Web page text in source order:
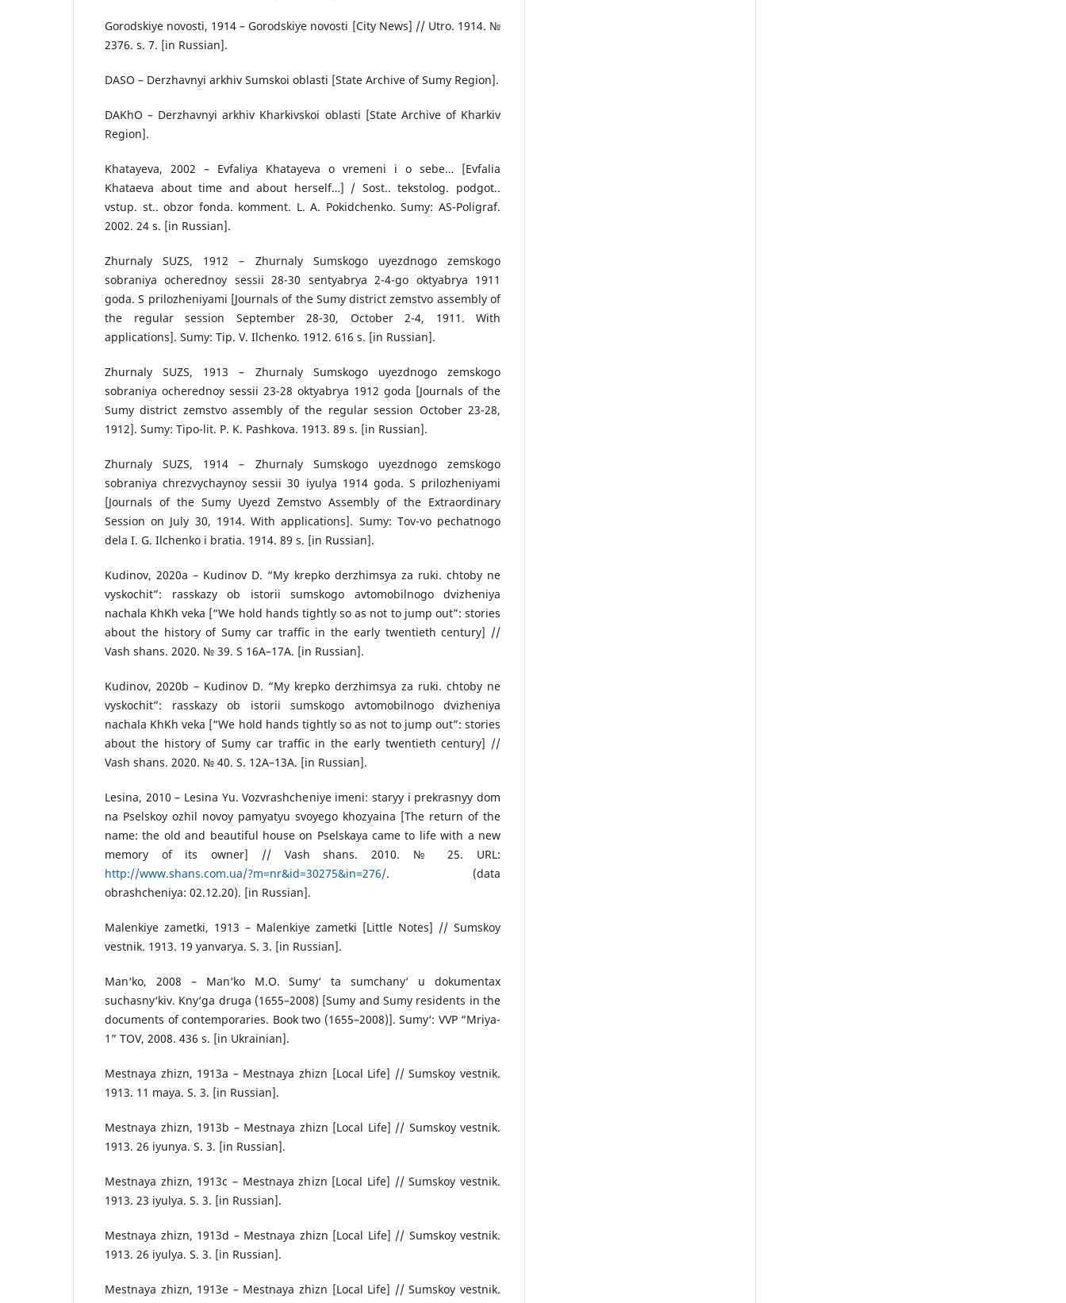
Gorodskiye novosti, 1914 – Gorodskiye novosti [City News] // Utro. 1914. №
2376. s. 7. [in Russian].
DASO – Derzhavnyi arkhiv Sumskoi oblasti [State Archive of Sumy Region].
DAKhO – Derzhavnyi arkhiv Kharkivskoi oblasti [State Archive of Kharkiv
Region].
Khatayeva, 2002 – Evfaliya Khatayeva o vremeni i o sebe… [Evfalia
Khataeva about time and about herself…] / Sost.. tekstolog. podgot..
vstup. st.. obzor fonda. komment. L. A. Pokidchenko. Sumy: AS-Poligraf.
2002. 24 s. [in Russian].
Zhurnaly SUZS, 1912 – Zhurnaly Sumskogo uyezdnogo zemskogo
sobraniya ocherednoy sessii 28-30 sentyabrya 2-4-go oktyabrya 1911
goda. S prilozheniyami [Journals of the Sumy district zemstvo assembly of
the regular session September 28-30, October 2-4, 1911. With
applications]. Sumy: Tip. V. Ilchenko. 1912. 616 s. [in Russian].
Zhurnaly SUZS, 1913 – Zhurnaly Sumskogo uyezdnogo zemskogo
sobraniya ocherednoy sessii 23-28 oktyabrya 1912 goda [Journals of the
Sumy district zemstvo assembly of the regular session October 23-28,
1912]. Sumy: Tipo-lit. P. K. Pashkova. 1913. 89 s. [in Russian].
Zhurnaly SUZS, 1914 – Zhurnaly Sumskogo uyezdnogo zemskogo
sobraniya chrezvychaynoy sessii 30 iyulya 1914 goda. S prilozheniyami
[Journals of the Sumy Uyezd Zemstvo Assembly of the Extraordinary
Session on July 30, 1914. With applications]. Sumy: Tov-vo pechatnogo
dela I. G. Ilchenko i bratia. 1914. 89 s. [in Russian].
Kudinov, 2020a – Kudinov D. “My krepko derzhimsya za ruki. chtoby ne
vyskochit”: rasskazy ob istorii sumskogo avtomobilnogo dvizheniya
nachala KhKh veka [“We hold hands tightly so as not to jump out”: stories
about the history of Sumy car traffic in the early twentieth century] //
Vash shans. 2020. № 39. S 16A–17A. [in Russian].
Kudinov, 2020b – Kudinov D. “My krepko derzhimsya za ruki. chtoby ne
vyskochit”: rasskazy ob istorii sumskogo avtomobilnogo dvizheniya
nachala KhKh veka [“We hold hands tightly so as not to jump out”: stories
about the history of Sumy car traffic in the early twentieth century] //
Vash shans. 2020. № 40. S. 12A–13A. [in Russian].
Lesina, 2010 – Lesina Yu. Vozvrashcheniye imeni: staryy i prekrasnyy dom
na Pselskoy ozhil novoy pamyatyu svoyego khozyaina [The return of the
name: the old and beautiful house on Pselskaya came to life with a new
memory of its owner] // Vash shans. 2010. № 25. URL:
http://www.shans.com.ua/?m=nr&id=30275&in=276/. (data
obrashcheniya: 02.12.20). [in Russian].
Malenkiye zametki, 1913 – Malenkiye zametki [Little Notes] // Sumskoy
vestnik. 1913. 19 yanvarya. S. 3. [in Russian].
Man‘ko, 2008 – Man‘ko M.O. Sumy‘ ta sumchany‘ u dokumentax
suchasny‘kiv. Kny‘ga druga (1655–2008) [Sumy and Sumy residents in the
documents of contemporaries. Book two (1655–2008)]. Sumy‘: VVP “Mriya-
1” TOV, 2008. 436 s. [in Ukrainian].
Mestnaya zhizn, 1913a – Mestnaya zhizn [Local Life] // Sumskoy vestnik.
1913. 11 maya. S. 3. [in Russian].
Mestnaya zhizn, 1913b – Mestnaya zhizn [Local Life] // Sumskoy vestnik.
1913. 26 iyunya. S. 3. [in Russian].
Mestnaya zhizn, 1913c – Mestnaya zhizn [Local Life] // Sumskoy vestnik.
1913. 23 iyulya. S. 3. [in Russian].
Mestnaya zhizn, 1913d – Mestnaya zhizn [Local Life] // Sumskoy vestnik.
1913. 26 iyulya. S. 3. [in Russian].
Mestnaya zhizn, 1913e – Mestnaya zhizn [Local Life] // Sumskoy vestnik.